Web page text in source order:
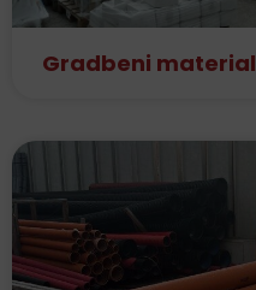
Gradbeni material